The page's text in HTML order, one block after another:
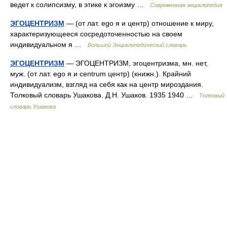
ведет к солипсизму, в этике к эгоизму …
Современная энциклопедия
ЭГОЦЕНТРИЗМ — (от лат. ego я и центр) отношение к миру,
характеризующееся сосредоточенностью на своем
индивидуальном я …
Большой Энциклопедический словарь
ЭГОЦЕНТРИЗМ — ЭГОЦЕНТРИЗМ, эгоцентризма, мн. нет,
муж. (от лат. ego я и centrum центр) (книжн.). Крайний
индивидуализм, взгляд на себя как на центр мироздания.
Толковый словарь Ушакова. Д.Н. Ушаков. 1935 1940 …
Толковый
словарь Ушакова